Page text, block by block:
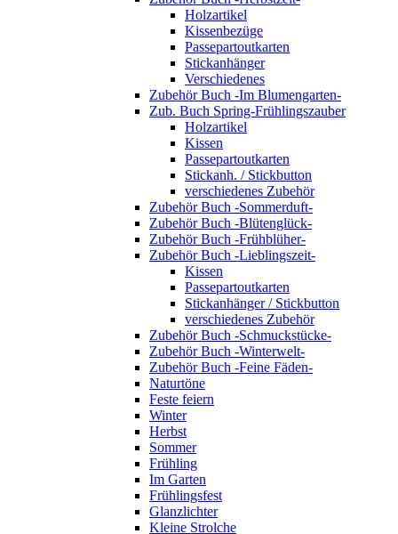
Holzartikel
Kissenbezüge
Passepartoutkarten
Stickanhänger
Verschiedenes
Zubehör Buch -Im Blumengarten-
Zub. Buch Spring-Frühlingszauber
Holzartikel
Kissen
Passepartoutkarten
Stickanh. / Stickbutton
verschiedenes Zubehör
Zubehör Buch -Sommerduft-
Zubehör Buch -Blütenglück-
Zubehör Buch -Frühblüher-
Zubehör Buch -Lieblingszeit-
Kissen
Passepartoutkarten
Stickanhänger / Stickbutton
verschiedenes Zubehör
Zubehör Buch -Schmuckstücke-
Zubehör Buch -Winterwelt-
Zubehör Buch -Feine Fäden-
Naturtöne
Feste feiern
Winter
Herbst
Sommer
Frühling
Im Garten
Frühlingsfest
Glanzlichter
Kleine Strolche